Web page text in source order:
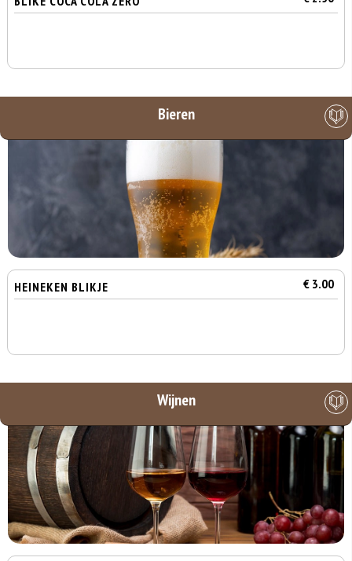
Bieren
HEINEKEN BLIKJE € 3.00
Wijnen